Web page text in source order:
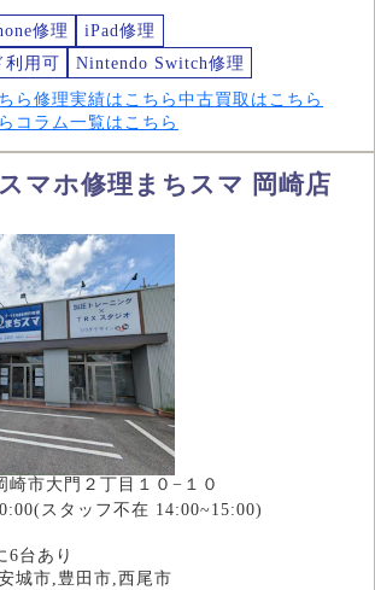
修理
iPad修理
利用可
Nintendo Switch修理
ら 修理実績はこちら 中古買取はこちら
コラム一覧はこちら
マホ修理まちスマ 岡崎店
崎市大門２丁目１０−１０
スタッフ不在 14:00~15:00)
6台あり
城市,豊田市,西尾市